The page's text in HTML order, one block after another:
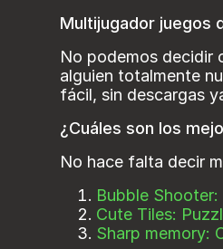
Multijugador juegos
No podemos decidir
alguien totalmente
fácil, sin descargas
¿Cuáles son los
No hace falta decir
Bubble
Cute Tiles:
Sharp memory: